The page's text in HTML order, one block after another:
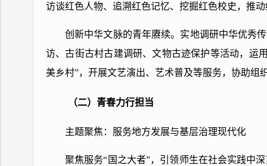
访谈红色人物、追溯红色记忆、挖掘红色校史，推
创新中华文脉的青年赓续。 实地调研中华优秀
访、古街古村古建调研、文物古迹保护等活动，运
美乡村”，开展文艺演出、艺术普及等服务，协助组
（二）青春力行担当
主题聚焦：服务地方发展与基层治理现代化
聚焦服务“国之大者”，引领师生在社会实践中